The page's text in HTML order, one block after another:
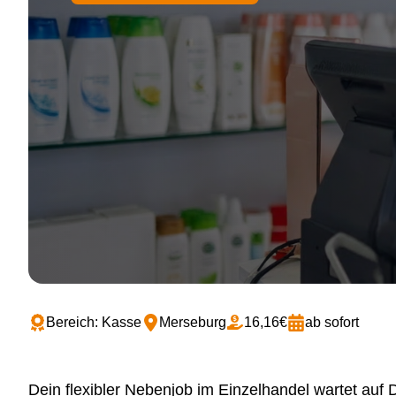
Merseburg
Bereich: Kasse 16,16€ ab sofort
Dein flexibler Nebenjob im Einzelhandel wartet auf